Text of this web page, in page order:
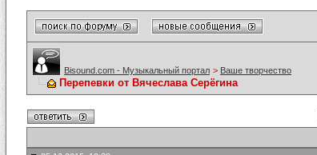
Bisound.com - Музыкальный портал > Ваше творчество
Перепевки от Вячеслава Серёгина